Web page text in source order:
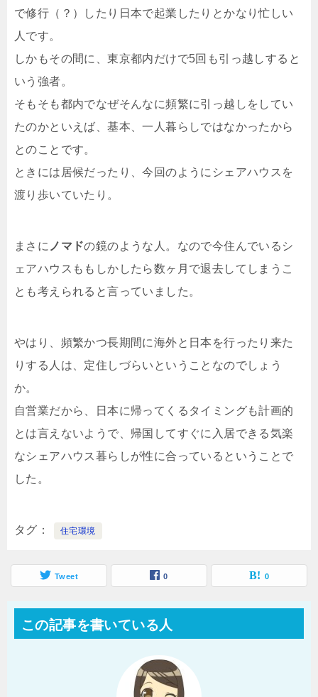
で修行（？）したり日本で起業したりとかなり忙しい
人です。
しかもその間に、東京都内だけで5回も引っ越しすると
いう強者。
そもそも都内でなぜそんなに頻繁に引っ越しをしてい
たのかといえば、基本、一人暮らしではなかったから
とのことです。
ときには居候だったり、今回のようにシェアハウスを
渡り歩いていたり。
まさに ノマドの鏡のような人。なので今住んでいるシ
ェアハウスももしかしたら数ヶ月で退去してしまうこ
とも考えられると言っていました。
やはり、頻繁かつ長期間に海外と日本を行ったり来た
りする人は、定住しづらいということなのでしょう
か。
自営業だから、日本に帰ってくるタイミングも計画的
とは言えないようで、帰国してすぐに入居できる気楽
なシェアハウス暮らしが性に合っているということで
した。
タグ 住宅環境
Tweet 0 0
この記事を書いている人